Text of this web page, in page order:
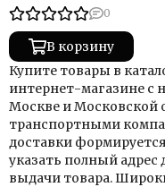
0
В корзину
Купите товары в
интернет-магазине с
Москве и Московской
транспортными
доставки
указать полный
выдачи товара.